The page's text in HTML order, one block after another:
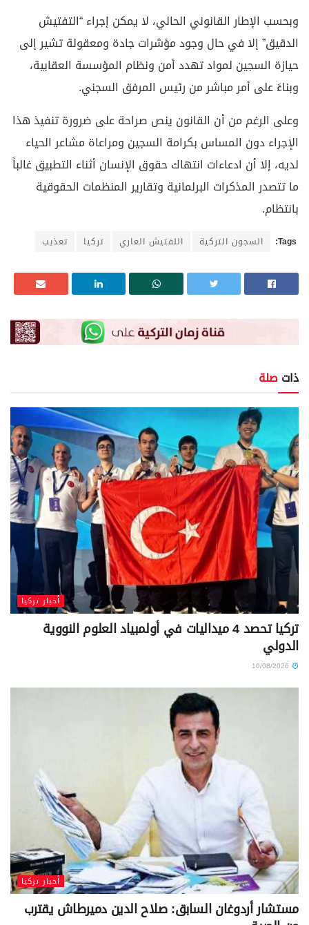
وبحسب الإطار القانوني الحالي، لا يمكن إجراء “التفتيش
الدقيق” إلا في حال وجود مؤشرات جادة ومعقولة تشير إلى
حيازة السجين لمواد تهدد أمن ونظام المؤسسة العقابية،
وبناءً على أمر مباشر من رئيس المرفق السجني.
وعلى الرغم من أن القانون ينص صراحة على ضرورة تنفيذ هذا
الإجراء دون المساس بكرامة السجين ومراعاة مشاعر الحياء
لديه، إلا أن ادعاءات انتهاك حقوق الإنسان أثناء التطبيق غالباً
ما تتصدر المذكرات البرلمانية وتقارير المنظمات الحقوقية
بانتظام.
Tags: السجون التركية اللفتيش العاري تركيا تعذيب
ذات صلة
أخبار تركيا
تركيا تحصد 4 ميداليات في أولمبياد العلوم النووية
الدولي
أخبار تركيا
مستشار أردوغان السابق: صلاح الدين دميرطاش يقترب